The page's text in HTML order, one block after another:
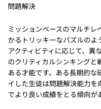
問題解決
ミッションベースのマルチ
かるトリッキーなパズルの
アクティビティに応じて、異
のクリティカルシンキング
ある才能です。ある長期的な
イした生徒は問題解決能力
でより良い成績をとる傾向が